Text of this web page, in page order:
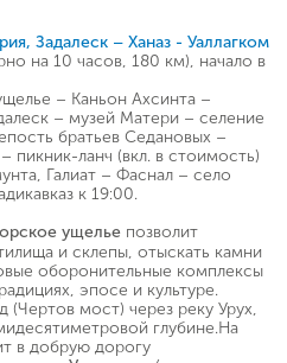
Задалеск – Ханаз - Уаллагком
на 10 часов, 180 км), начало в
– Каньон Ахсинта –
– музей Матери – селение
братьев Седановых –
пикник-ланч (вкл. в стоимость)
Галиат – Фаснал – село
к 19:00.
ущелье позволит
и склепы, отыскать камни
оборонительные комплексы
эпосе и культуре.
(Чертов мост) через реку Урух,
глубине.На
в добрую дорогу